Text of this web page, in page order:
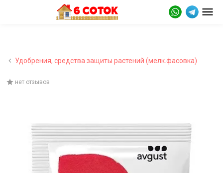
Удобрения, средства защиты растений (мелк.фасовка)
нет отзывов